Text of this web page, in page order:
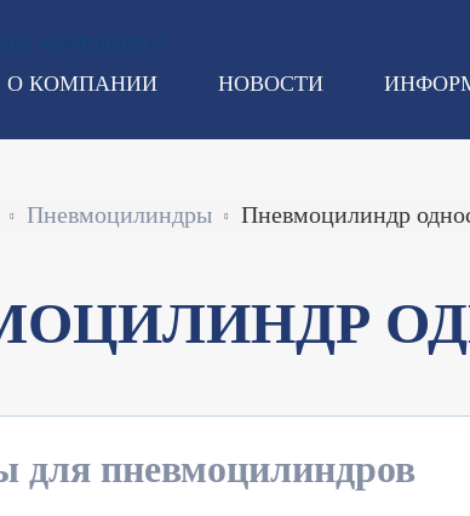
О КОМПАНИИ НОВОСТИ
Пневмоцилиндры Пневмоцилиндр
для пневмоцилиндров